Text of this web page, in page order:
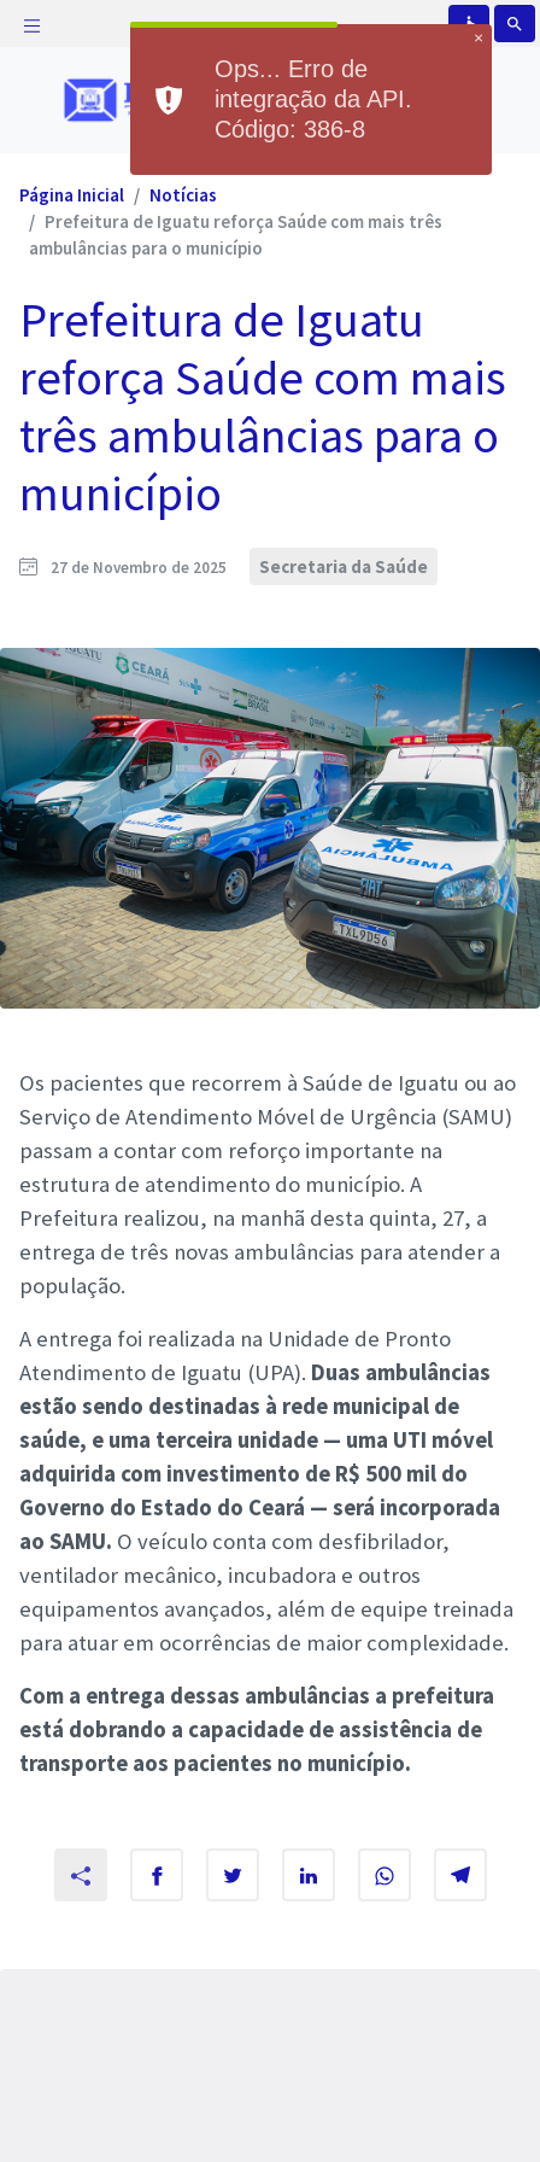
accessible search
Página Inicial
Notícias
Prefeitura de Iguatu reforça Saúde com mais três
ambulâncias para o município
Prefeitura de Iguatu
reforça Saúde com mais
três ambulâncias para o
município
27 de Novembro de 2025 Secretaria da Saúde
Os pacientes que recorrem à Saúde de Iguatu ou ao
Serviço de Atendimento Móvel de Urgência (SAMU)
passam a contar com reforço importante na
estrutura de atendimento do município. A
Prefeitura realizou, na manhã desta quinta, 27, a
entrega de três novas ambulâncias para atender a
população.
A entrega foi realizada na Unidade de Pronto
Atendimento de Iguatu (UPA). Duas ambulâncias
estão sendo destinadas à rede municipal de
saúde, e uma terceira unidade — uma UTI móvel
adquirida com investimento de R$ 500 mil do
Governo do Estado do Ceará — será incorporada
ao SAMU. O veículo conta com desfibrilador,
ventilador mecânico, incubadora e outros
equipamentos avançados, além de equipe treinada
para atuar em ocorrências de maior complexidade.
Com a entrega dessas ambulâncias a prefeitura
está dobrando a capacidade de assistência de
transporte aos pacientes no município.
×
Ops... Erro de
integração da API.
Código: 386-8